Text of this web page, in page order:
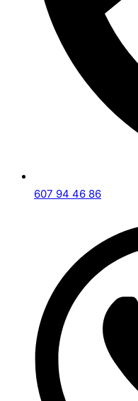
607 94 46 86